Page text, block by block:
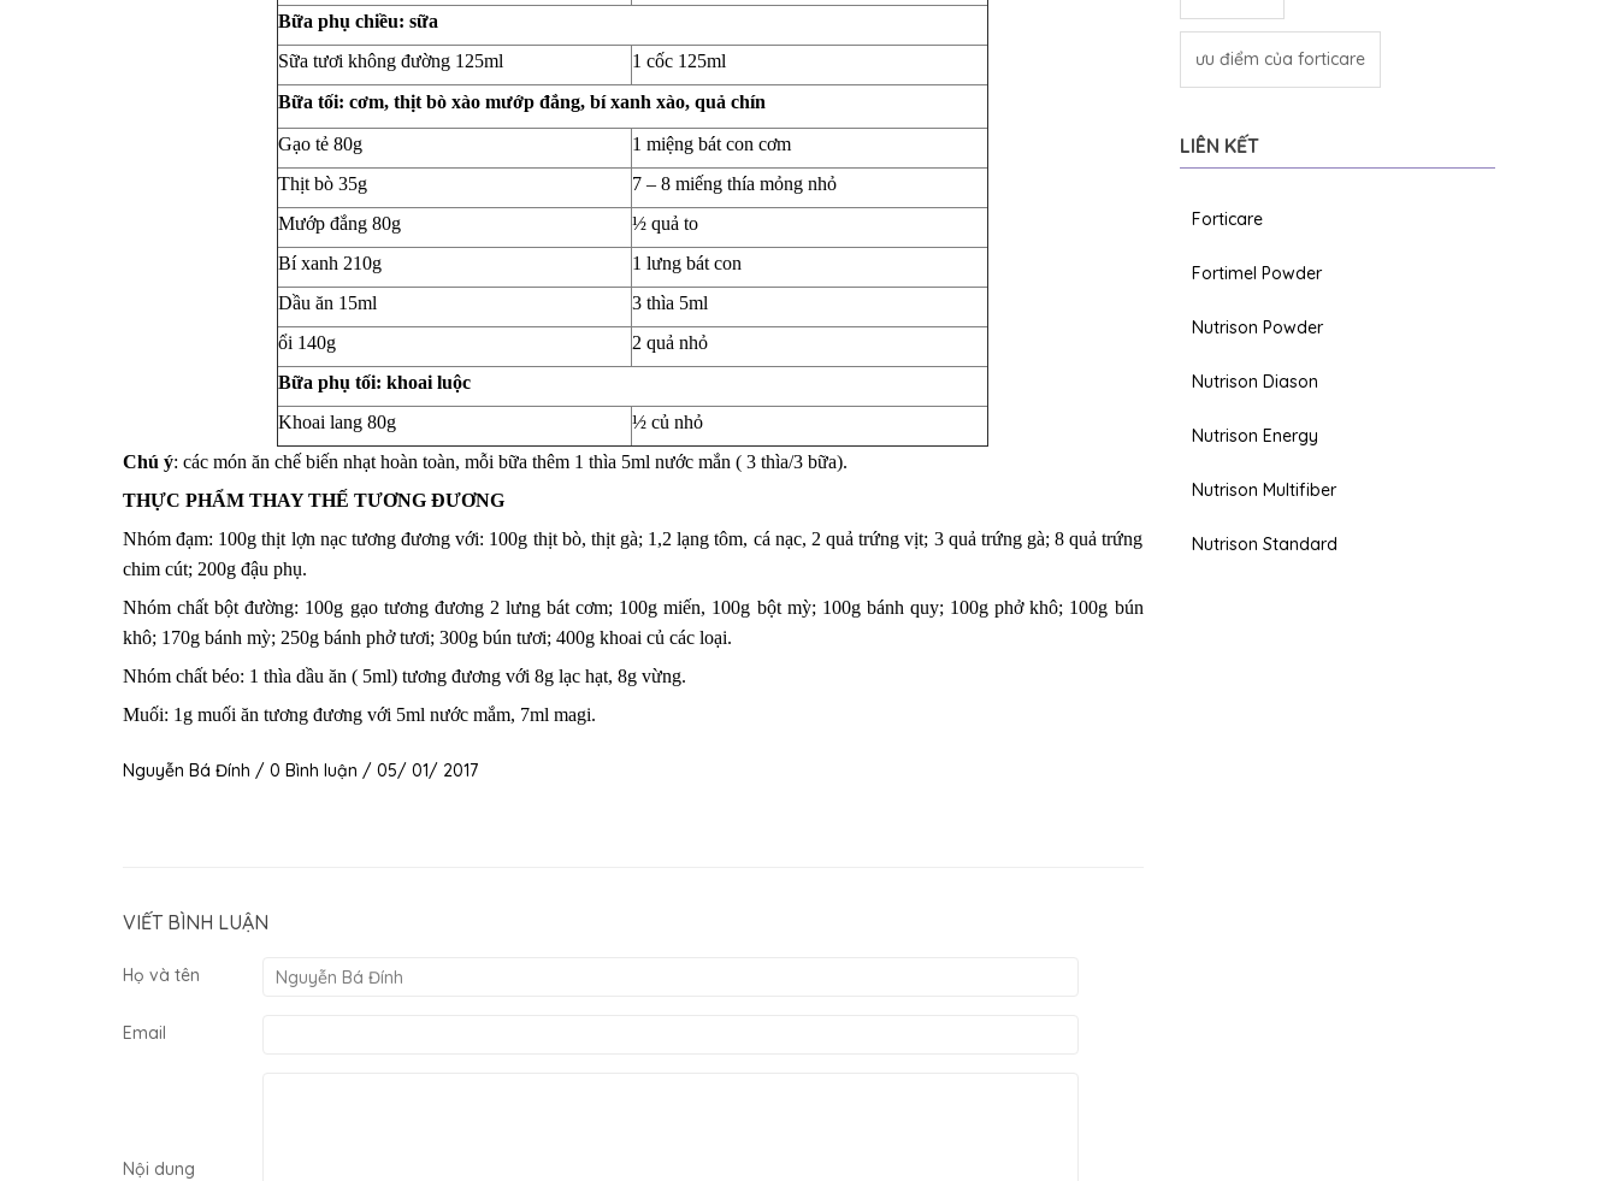
Bữa phụ chiều: sữa
Sữa tươi không đường 125ml
1 cốc 125ml
Bữa tối: cơm, thịt bò xào mướp đắng, bí xanh xào, quả chín
Gạo tẻ 80g
1 miệng bát con cơm
Thịt bò 35g
7 – 8 miếng thía mỏng nhỏ
Mướp đắng 80g
½ quả to
Bí xanh 210g
1 lưng bát con
Dầu ăn 15ml
3 thìa 5ml
ổi 140g
2 quả nhỏ
Bữa phụ tối: khoai luộc
Khoai lang 80g
½ củ nhỏ
Chú ý: các món ăn chế biến nhạt hoàn toàn, mỗi bữa thêm 1 thìa 5ml nước mắn ( 3 thìa/3 bữa).
THỰC PHẨM THAY THẾ TƯƠNG ĐƯƠNG
Nhóm đạm: 100g thịt lợn nạc tương đương với: 100g thịt bò, thịt gà; 1,2 lạng tôm, cá nạc, 2 quả trứng vịt; 3 quả trứng gà; 8 quả trứng
chim cút; 200g đậu phụ.
Nhóm chất bột đường: 100g gạo tương đương 2 lưng bát cơm; 100g miến, 100g bột mỳ; 100g bánh quy; 100g phở khô; 100g bún
khô; 170g bánh mỳ; 250g bánh phở tươi; 300g bún tươi; 400g khoai củ các loại.
Nhóm chất béo: 1 thìa dầu ăn ( 5ml) tương đương với 8g lạc hạt, 8g vừng.
Muối: 1g muối ăn tương đương với 5ml nước mắm, 7ml magi.
Nguyễn Bá Đính / 0 Bình luận / 05/ 01/ 2017
VIẾT BÌNH LUẬN
Họ và tên
Email
Nội dung
ưu điểm của forticare
LIÊN KẾT
Forticare
Fortimel Powder
Nutrison Powder
Nutrison Diason
Nutrison Energy
Nutrison Multifiber
Nutrison Standard